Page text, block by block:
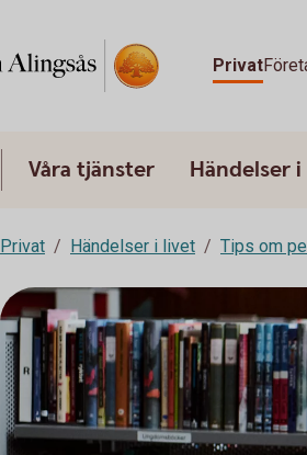
Privat
Våra tjänster Händelser
Privat Händelser i livet Tips om